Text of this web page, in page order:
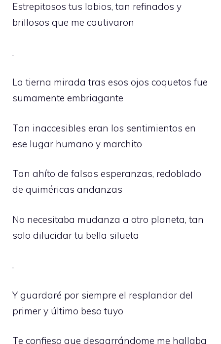
Estrepitosos tus labios, tan refinados y
brillosos que me cautivaron
.
La tierna mirada tras esos ojos coquetos fue
sumamente embriagante
Tan inaccesibles eran los sentimientos en
ese lugar humano y marchito
Tan ahíto de falsas esperanzas, redoblado
de quiméricas andanzas
No necesitaba mudanza a otro planeta, tan
solo dilucidar tu bella silueta
.
Y guardaré por siempre el resplandor del
primer y último beso tuyo
Te confieso que desgarrándome me hallaba